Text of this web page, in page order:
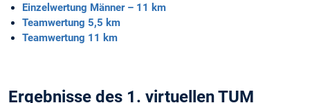
Einzelwertung Männer – 11 km
Teamwertung 5,5 km
Teamwertung 11 km
Ergebnisse des 1. virtuellen TUM